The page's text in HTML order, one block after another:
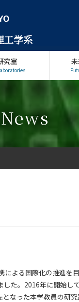
工学系
究室
よる国際化の推進を
た。2016年に開始し
なった本学教員の研